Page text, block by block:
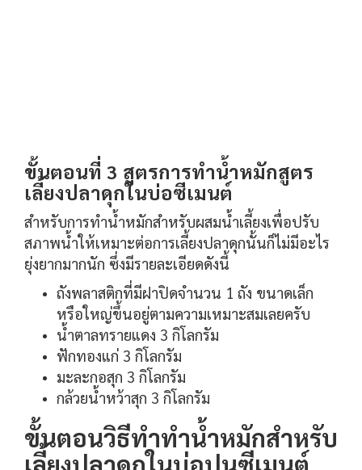
ขั้นตอนที่ 3 สูตรการทำน้ำหมักสูตร
เลี้ยงปลาดุกในบ่อซีเมนต์
สำหรับการทำน้ำหมักสำหรับผสมน้ำเลี้ยงเพื่อปรับ
สภาพน้ำให้เหมาะต่อการเลี้ยงปลาดุกนั้นก็ไม่มีอะไร
ยุ่งยากมากนัก ซึ่งมีรายละเอียดดังนี้
ถังพลาสติกที่มีฝาปิดจำนวน 1 ถัง ขนาดเล็ก
หรือใหญ่ขึ้นอยู่ตามความเหมาะสมเลยครับ
น้ำตาลทรายแดง 3 กิโลกรัม
ฟักทองแก่ 3 กิโลกรัม
มะละกอสุก 3 กิโลกรัม
กล้วยน้ำหว้าสุก 3 กิโลกรัม
ขั้นตอนวิธีทำทำน้ำหมักสำหรับ